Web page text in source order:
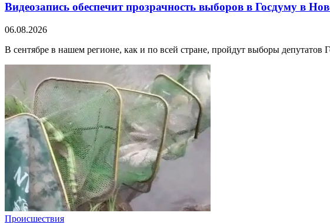
Видеозапись обеспечит прозрачность выборов в Госдуму в
06.08.2026
В сентябре в нашем регионе, как и по всей стране, пройдут выборы депутатов
Происшествия